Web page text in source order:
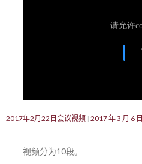
2017年2月22日会议视频 2017 年 3 月 6 日
视频分为10段。